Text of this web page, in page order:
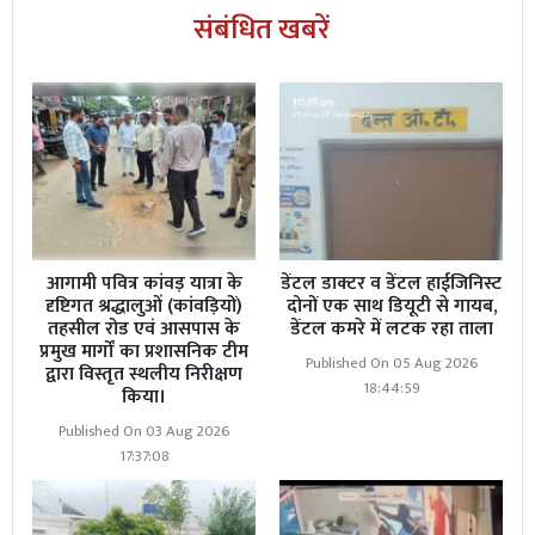
संबंधित खबरें
आगामी पवित्र कांवड़ यात्रा के
दृष्टिगत श्रद्धालुओं (कांवड़ियों)
तहसील रोड एवं आसपास के
प्रमुख मार्गों का प्रशासनिक टीम
द्वारा विस्तृत स्थलीय निरीक्षण
किया।
Published On 03 Aug 2026
17:37:08
डेंटल डाक्टर व डेंटल हाईजिनिस्ट
दोनों एक साथ डियूटी से गायब,
डेंटल कमरे में लटक रहा ताला
Published On 05 Aug 2026
18:44:59